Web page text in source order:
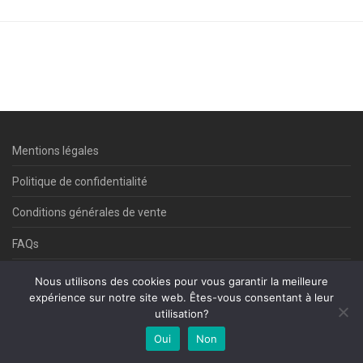
Mentions légales
Politique de confidentialité
Conditions générales de vente
FAQs
ContactNous utilisons des cookies pour vous garantir la meilleure
expérience sur notre site web. Êtes-vous consentant à leur
utilisation?
Oui
Non